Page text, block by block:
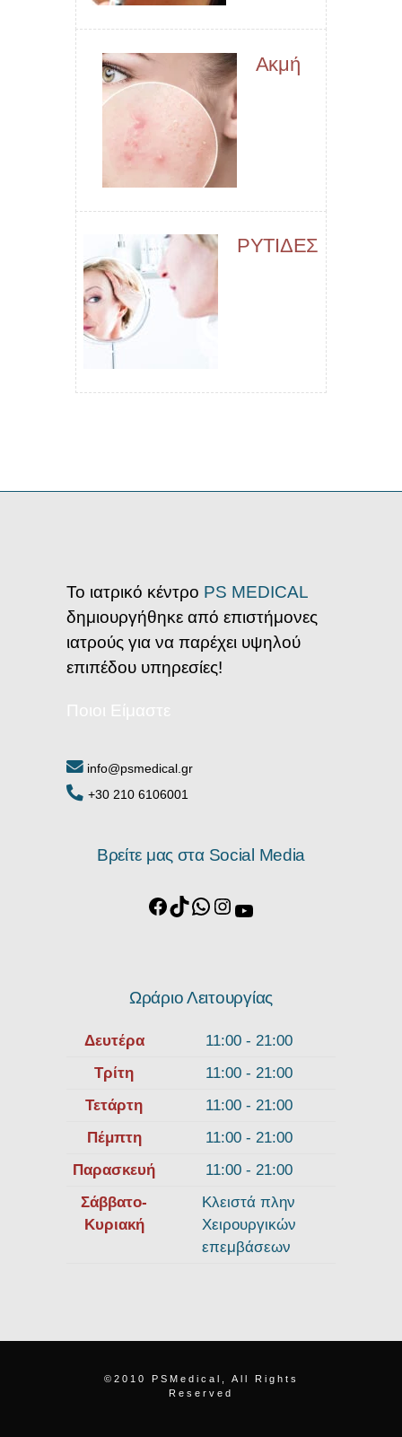
Ακμή
ΡΥΤΙΔΕΣ
Το ιατρικό κέντρο PS MEDICAL
δημιουργήθηκε από επιστήμονες
ιατρούς για να παρέχει υψηλού
επιπέδου υπηρεσίες!
info@psmedical.gr
+30 210 6106001
Βρείτε μας στα Social Media
Ωράριο Λειτουργίας
Δευτέρα
11:00 - 21:00
Τρίτη
11:00 - 21:00
Τετάρτη
11:00 - 21:00
Πέμπτη
11:00 - 21:00
Παρασκευή
11:00 - 21:00
Σάββατο-
Κυριακή
Κλειστά πλην
Χειρουργικών
επεμβάσεων
©2010 PSMedical, All Rights
Reserved